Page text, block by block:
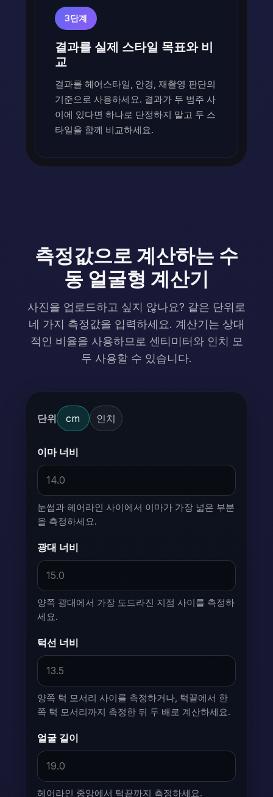
3단계
결과를 실제 스타일 목표와 비
교
결과를 헤어스타일, 안경, 재촬영 판단의
기준으로 사용하세요. 결과가 두 범주 사
이에 있다면 하나로 단정하지 말고 두 스
타일을 함께 비교하세요.
측정값으로 계산하는 수
동 얼굴형 계산기
사진을 업로드하고 싶지 않나요? 같은 단위로
네 가지 측정값을 입력하세요. 계산기는 상대
적인 비율을 사용하므로 센티미터와 인치 모
두 사용할 수 있습니다.
단위 cm 인치
이마 너비
눈썹과 헤어라인 사이에서 이마가 가장 넓은 부분
을 측정하세요.
광대 너비
양쪽 광대에서 가장 도드라진 지점 사이를 측정하
세요.
턱선 너비
양쪽 턱 모서리 사이를 측정하거나, 턱끝에서 한
쪽 턱 모서리까지 측정한 뒤 두 배로 계산하세요.
얼굴 길이
헤어라인 중앙에서 턱끝까지 측정하세요.